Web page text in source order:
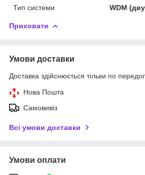
Тип системи
WDM
Приховати
Умови доставки
Доставка здійснюється тільки по
Нова Пошта
Самовивіз
Всі умови доставки
Умови оплати